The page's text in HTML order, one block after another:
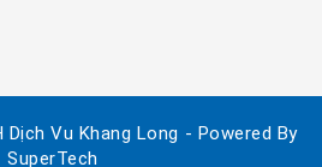
Dịch Vu Khang Long - Powered By
SuperTech